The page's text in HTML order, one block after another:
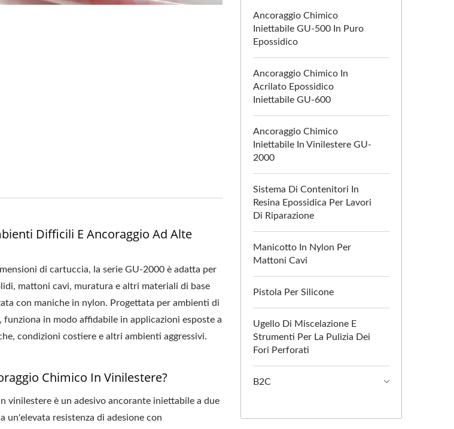
Difficili E Ancoraggio Ad Alte
di cartuccia, la serie GU-2000 è adatta per
mattoni cavi, muratura e altri materiali di base
con maniche in nylon. Progettata per ambienti di
in modo affidabile in applicazioni esposte a
condizioni costiere e altri ambienti aggressivi.
Chimico In Vinilestere?
vinilestere è un adesivo ancorante iniettabile a due
un'elevata resistenza di adesione con
Ancoraggio Chimico
Iniettabile GU-500 In Puro
Epossidico
Ancoraggio Chimico In
Acrilato Epossidico
Iniettabile GU-600
Ancoraggio Chimico
Iniettabile In Vinilestere GU-
2000
Sistema Di Contenitori In
Resina Epossidica Per Lavori
Di Riparazione
Manicotto In Nylon Per
Mattoni Cavi
Pistola Per Silicone
Ugello Di Miscelazione E
Strumenti Per La Pulizia Dei
Fori Perforati
B2C